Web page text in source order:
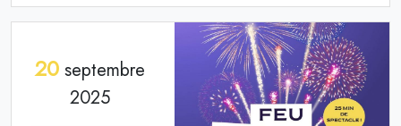
20 septembre
2025